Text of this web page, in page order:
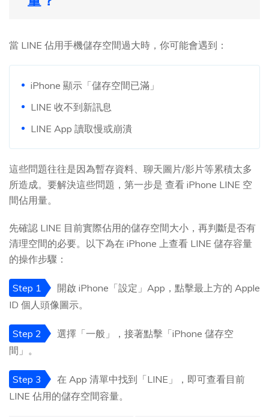
當 LINE 佔用手機儲存空間過大時，你可能會遇到：
iPhone 顯示「儲存空間已滿」
LINE 收不到新訊息
LINE App 讀取慢或崩潰
這些問題往往是因為暫存資料、聊天圖片/影片等累積太多
所造成。要解決這些問題，第一步是 查看 iPhone LINE 空
間佔用量。
先確認 LINE 目前實際佔用的儲存空間大小，再判斷是否有
清理空間的必要。以下為在 iPhone 上查看 LINE 儲存容量
的操作步驟：
Step 1
開啟 iPhone「設定」App，點擊最上方的 Apple
ID 個人頭像圖示。
Step 2
選擇「一般」，接著點擊「iPhone 儲存空
間」。
Step 3
在 App 清單中找到「LINE」，即可查看目前
LINE 佔用的儲存空間容量。